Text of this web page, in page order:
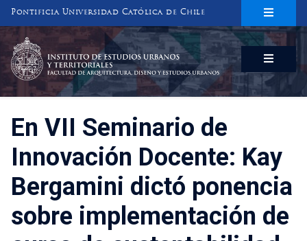
Pontificia Universidad Católica de Chile
INSTITUTO DE ESTUDIOS URBANOS
Y TERRITORIALES
FACULTAD DE ARQUITECTURA, DISEÑO Y ESTUDIOS URBANOS
En VII Seminario de
Innovación Docente: Kay
Bergamini dictó ponencia
sobre implementación de